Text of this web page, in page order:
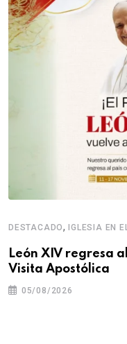
DESTACADO,IGLESIA EN
León XIV regresa
Visita Apostólica
05/08/2026